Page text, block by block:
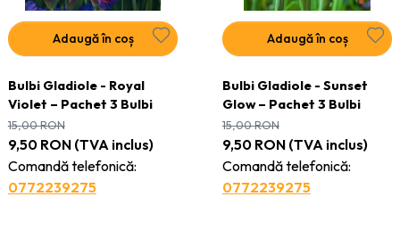
Adaugă în coș
Bulbi Gladiole - Royal
Violet – Pachet 3 Bulbi
9,50 RON(TVA inclus)
Comandă telefonică:
0772239275
15,00RON
Adaugă în coș
Bulbi Gladiole - Sunset
Glow – Pachet 3 Bulbi
9,50 RON(TVA inclus)
Comandă telefonică:
0772239275
15,00RON